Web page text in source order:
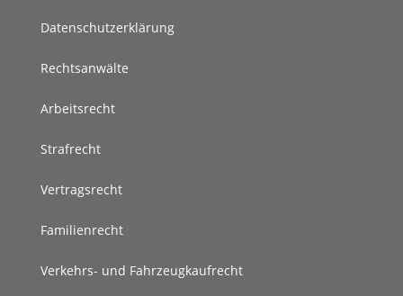
Datenschutzerklärung
Rechtsanwälte
Arbeitsrecht
Strafrecht
Vertragsrecht
Familienrecht
Verkehrs- und Fahrzeugkaufrecht